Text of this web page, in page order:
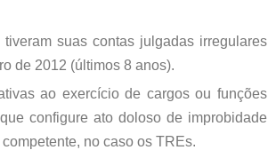
suas contas julgadas irregulares
de 2012 (últimos 8 anos).
ao exercício de cargos ou funções
configure ato doloso de improbidade
no caso os TREs.